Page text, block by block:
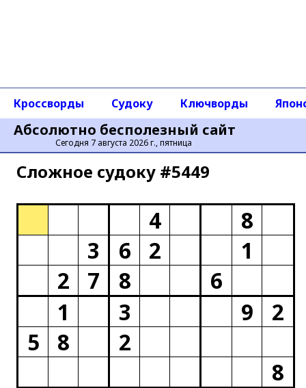
Абсолютно бесполезный сайт
Сегодня 7 августа 2026 г., пятница
Кроссворды Судоку Ключворды
Сложное cудоку #5449
4
8
3
6 2
1
2
7 8
6
1
3 9
2
5
8
2
8